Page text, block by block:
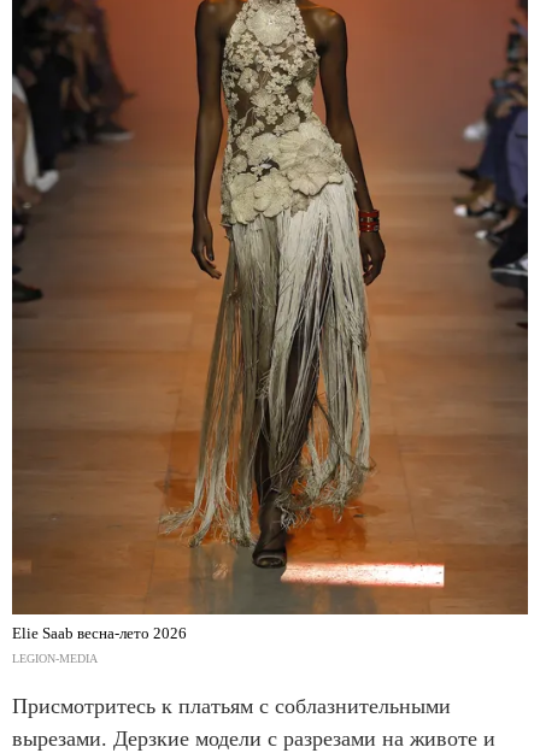
Elie Saab весна-лето 2026
LEGION-MEDIA
Присмотритесь к платьям с соблазнительными
вырезами. Дерзкие модели с разрезами на животе и